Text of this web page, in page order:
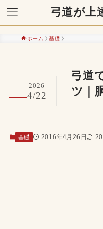
弓道が上
ホーム 基礎
弓道
ツ｜
2026
4/22
基礎 2016年4月26日